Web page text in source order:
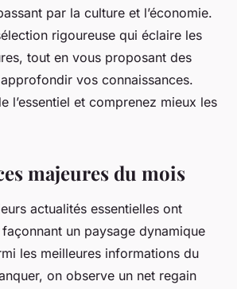
par la culture et l’économie.
rigoureuse qui éclaire les
tout en vous proposant des
vos connaissances.
l’essentiel et comprenez mieux les
majeures du mois
actualités essentielles ont
façonnant un paysage dynamique
les meilleures informations du
on observe un net regain